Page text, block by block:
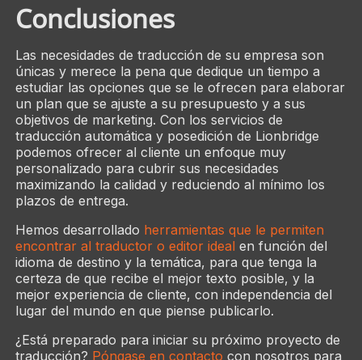
Conclusiones
Las necesidades de traducción de su empresa son
únicas y merece la pena que dedique un tiempo a
estudiar las opciones que se le ofrecen para elaborar
un plan que se ajuste a su presupuesto y a sus
objetivos de marketing. Con los servicios de
traducción automática y posedición de Lionbridge
podemos ofrecer al cliente un enfoque muy
personalizado para cubrir sus necesidades
maximizando la calidad y reduciendo al mínimo los
plazos de entrega.
Hemos desarrollado herramientas que le permiten
encontrar al traductor o editor ideal en función del
idioma de destino y la temática, para que tenga la
certeza de que recibe el mejor texto posible, y la
mejor experiencia de cliente, con independencia del
lugar del mundo en que piense publicarlo.
¿Está preparado para iniciar su próximo proyecto de
traducción? Póngase en contacto con nosotros para